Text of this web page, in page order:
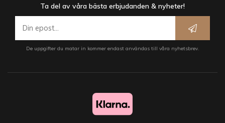
Ta del av våra bästa erbjudanden & nyheter!
De uppgifter du matar in kommer endast användas till våra nyhetsbrev.